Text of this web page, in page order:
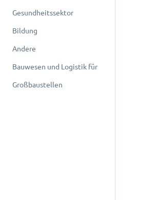
Gesundheitssektor
Bildung
Andere
Bauwesen und Logistik für
Großbaustellen